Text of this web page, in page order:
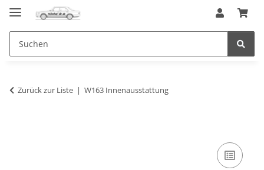
Zurück zur Liste W163 Innenausstattung